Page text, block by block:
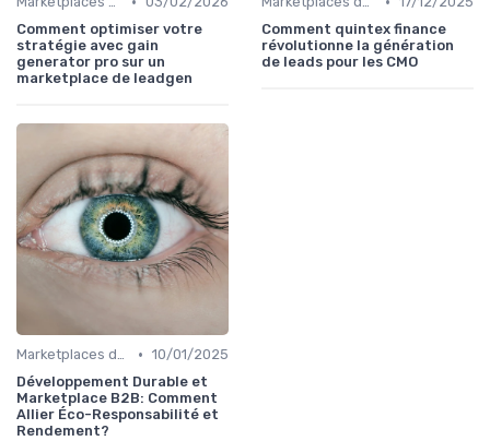
Comment optimiser votre
stratégie avec gain
generator pro sur un
marketplace de leadgen
Comment quintex finance
révolutionne la génération
de leads pour les CMO
Marketplaces de partenaires • 10/01/2025
Développement Durable et
Marketplace B2B: Comment
Allier Éco-Responsabilité et
Rendement?